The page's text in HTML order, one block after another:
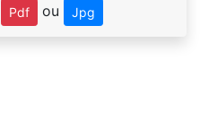
Pdf ou Jpg